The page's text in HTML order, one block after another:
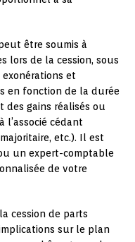
être soumis à
lors de la cession, sous
et
en fonction de la durée
gains réalisés ou
l’associé cédant
etc.). Il est
un expert-comptable
de votre
cession de parts
sur le plan